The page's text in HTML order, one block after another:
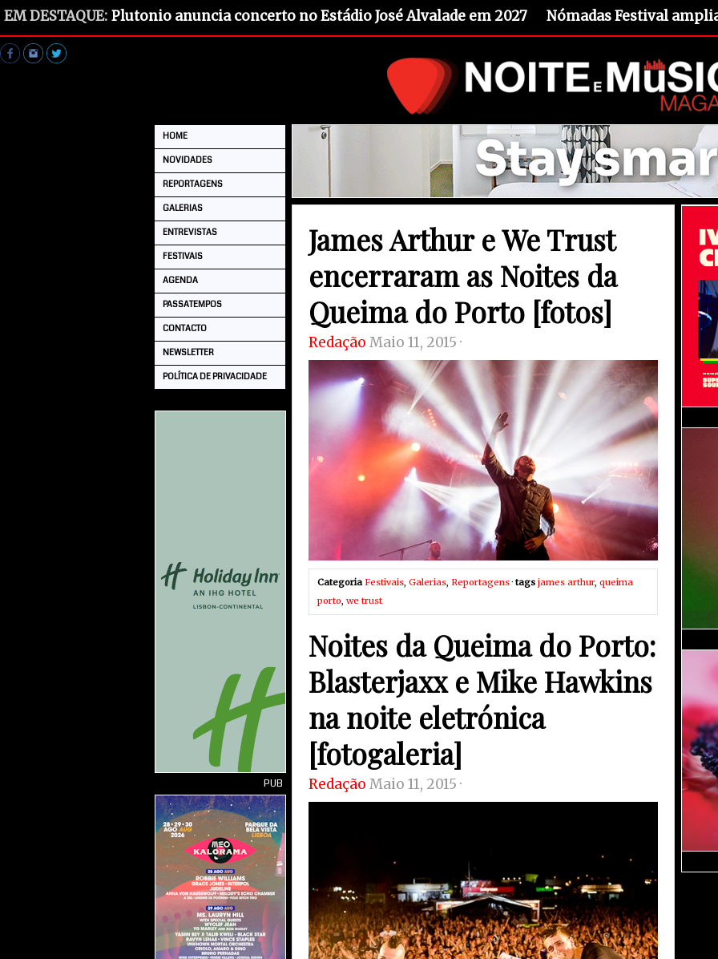
EM DESTAQUE: Plutonio anuncia concerto no Estádio José Alvalade em 2027 Nómadas Festival
HOME
NOVIDADES
REPORTAGENS
GALERIAS
ENTREVISTAS
FESTIVAIS
AGENDA
PASSATEMPOS
CONTACTO
NEWSLETTER
POLÍTICA DE PRIVACIDADE
PUB
James Arthur e We Trust
encerraram as Noites da
Queima do Porto [fotos]
Redação Maio 11, 2015 ·
Categoria Festivais, Galerias, Reportagens· tags james arthur, queima
porto, we trust
Noites da Queima do Porto:
Blasterjaxx e Mike Hawkins
na noite eletrónica
[fotogaleria]
Redação Maio 11, 2015 ·